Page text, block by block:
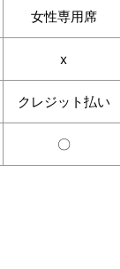
女性専用席
x
クレジット払い
〇